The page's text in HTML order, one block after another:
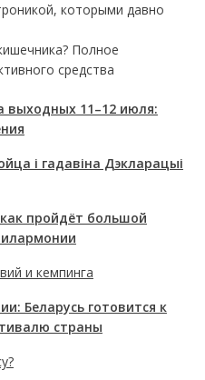
которыми давно
Полное
средства
выходных 11–12 июля:
і гадавіна Дэкларацыі
пройдёт большой
и кемпинга
Беларусь готовится к
страны